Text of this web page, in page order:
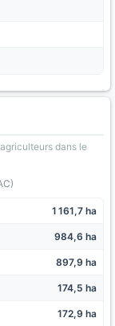
dans le
1 161,7 ha
984,6 ha
897,9 ha
174,5 ha
172,9 ha